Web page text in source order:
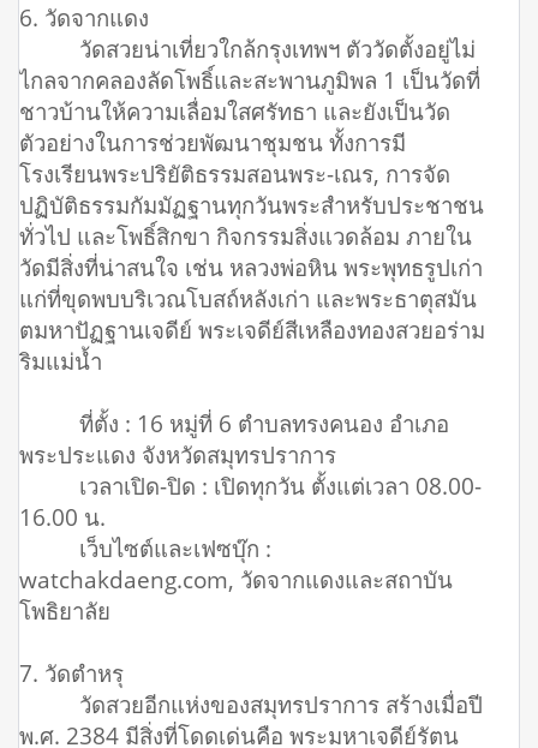
6. วัดจากแดง
วัดสวยน่าเที่ยวใกล้กรุงเทพฯ ตัววัดตั้งอยู่ไม่
ไกลจากคลองลัดโพธิ์และสะพานภูมิพล 1 เป็นวัดที่
ชาวบ้านให้ความเลื่อมใสศรัทธา และยังเป็นวัด
ตัวอย่างในการช่วยพัฒนาชุมชน ทั้งการมี
โรงเรียนพระปริยัติธรรมสอนพระ-เณร, การจัด
ปฏิบัติธรรมกัมมัฏฐานทุกวันพระสำหรับประชาชน
ทั่วไป และโพธิ์สิกขา กิจกรรมสิ่งแวดล้อม ภายใน
วัดมีสิ่งที่น่าสนใจ เช่น หลวงพ่อหิน พระพุทธรูปเก่า
แก่ที่ขุดพบบริเวณโบสถ์หลังเก่า และพระธาตุสมัน
ตมหาปัฏฐานเจดีย์ พระเจดีย์สีเหลืองทองสวยอร่าม
ริมแม่น้ำ
ที่ตั้ง : 16 หมู่ที่ 6 ตำบลทรงคนอง อำเภอ
พระประแดง จังหวัดสมุทรปราการ
เวลาเปิด-ปิด : เปิดทุกวัน ตั้งแต่เวลา 08.00-
16.00 น.
เว็บไซต์และเฟซบุ๊ก :
watchakdaeng.com, วัดจากแดงและสถาบัน
โพธิยาลัย
7. วัดตำหรุ
วัดสวยอีกแห่งของสมุทรปราการ สร้างเมื่อปี
พ.ศ. 2384 มีสิ่งที่โดดเด่นคือ พระมหาเจดีย์รัตน